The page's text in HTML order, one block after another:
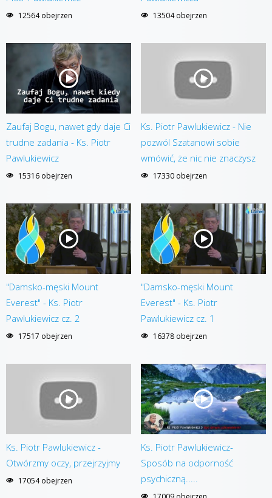
12564 obejrzen 13504 obejrzen
Zaufaj Bogu, nawet gdy daje Ci
trudne zadania - Ks. Piotr
Pawlukiewicz
15316 obejrzen
Ks. Piotr Pawlukiewicz - Nie
pozwól Szatanowi sobie
wmówić, że nic nie znaczysz
17330 obejrzen
"Damsko-męski Mount
Everest" - Ks. Piotr
Pawlukiewicz cz. 2
17517 obejrzen
"Damsko-męski Mount
Everest" - Ks. Piotr
Pawlukiewicz cz. 1
16378 obejrzen
Ks. Piotr Pawlukiewicz -
Otwórzmy oczy, przejrzyjmy
17054 obejrzen
Ks. Piotr Pawlukiewicz-
Sposób na odporność
psychiczną.....